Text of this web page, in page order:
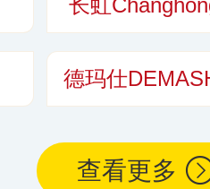
长虹
德玛仕
查看更多